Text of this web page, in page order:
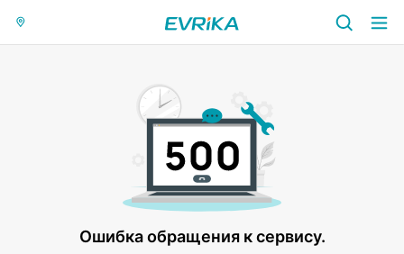
Ошибка обращения к сервису.